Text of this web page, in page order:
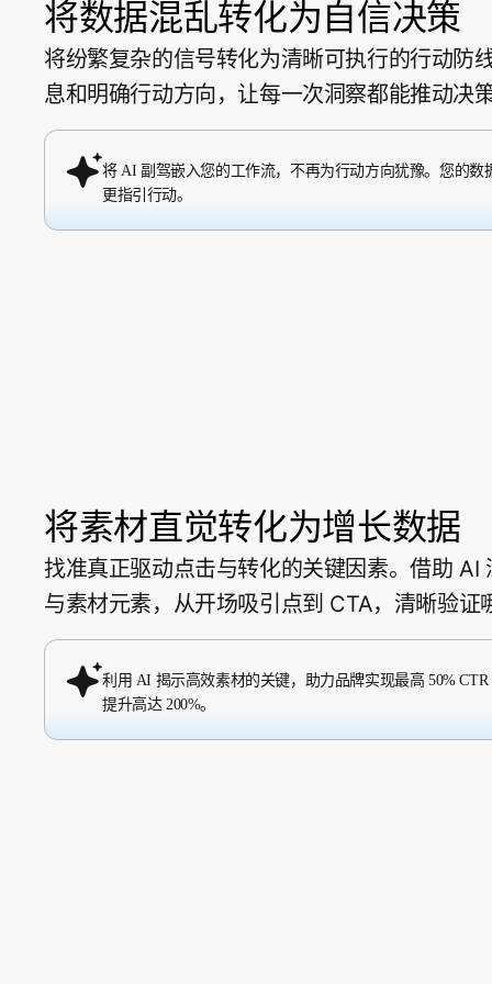
将数据混乱转化为自信决策
将纷繁复杂的信号转化为清晰可执行的行动防
息和明确行动方向，让每一次洞察都能推动决
将 AI 副驾嵌入您的工作流，不再为行动方向犹豫。您的数
更指引行动。
将素材直觉转化为增长数据
找准真正驱动点击与转化的关键因素。借助 AI
与素材元素，从开场吸引点到 CTA，清晰验证
利用 AI 揭示高效素材的关键，助力品牌实现最高 50%
提升高达 200%。